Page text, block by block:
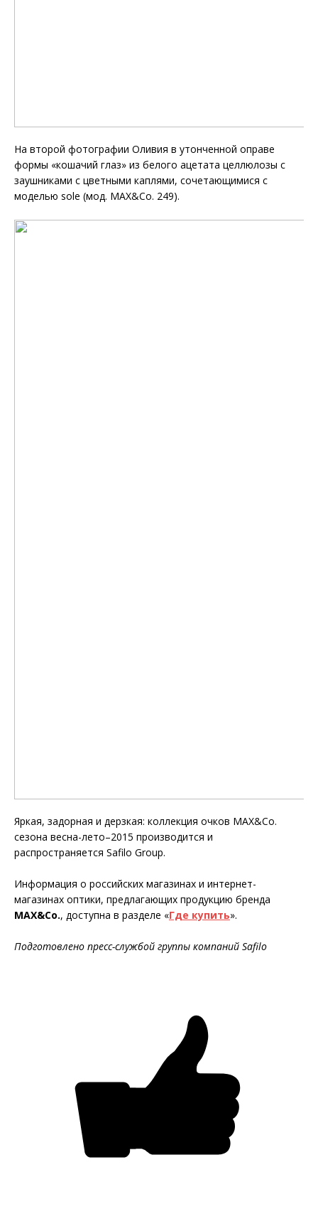
На второй фотографии Оливия в утонченной оправе
формы «кошачий глаз» из белого ацетата целлюлозы с
заушниками с цветными каплями, сочетающимися с
моделью sole (мод. MAX&Co. 249).
Яркая, задорная и дерзкая: коллекция очков MAX&Co.
сезона весна-лето–2015 производится и
распространяется Safilo Group.
Информация о российских магазинах и интернет-
магазинах оптики, предлагающих продукцию бренда
MAX&Co., доступна в разделе «Где купить».
Подготовлено пресс-службой группы компаний Safilo